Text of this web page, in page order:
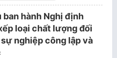
ban hành Nghị định
loại chất lượng đối
nghiệp công lập và